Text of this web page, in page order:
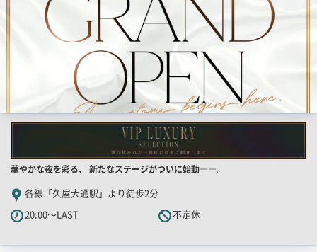
店
舗
PR
キ
華やかな夜を彩る、 新たなステージがついに始動――。
各線「久屋大通駅」より徒歩2分
20:00～LAST
不定休